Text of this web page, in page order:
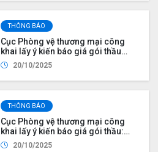
THÔNG BÁO
Cục Phòng vệ thương mại công
khai lấy ý kiến báo giá gói thầu
“Nghiên cứu, theo dõi, đánh giá
nguy cơ lẩn tránh thuế đối với các
biện pháp phòng vệ thương mại
mà Việt Nam đang áp dụng để
đảm bảo hiệu quả của các biện
pháp” thuộc Đề án “Xây dựng và
vận hành hiệu quả Hệ thống cảnh
báo sớm về phòng vệ thương mại”
năm 2025
20/10/2025
THÔNG BÁO
Cục Phòng vệ thương mại công
khai lấy ý kiến báo giá gói thầu:
“Xây dựng báo cáo nghiên cứu
20/10/2025